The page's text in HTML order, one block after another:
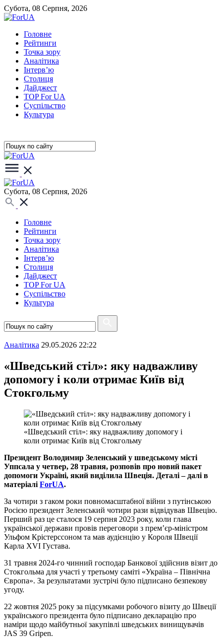
Субота, 08 Серпня, 2026
Головне
Рейтинги
Точка зору
Аналітика
Інтерв’ю
Столиця
Дайджест
TOP For UA
Суспiльство
Культура
Субота, 08 Серпня, 2026
Головне
Рейтинги
Точка зору
Аналітика
Інтерв’ю
Столиця
Дайджест
TOP For UA
Суспiльство
Культура
Аналітика 29.05.2026 22:22
«Шведський стіл»: яку надважливу
допомогу і коли отримає Київ від
Стокгольму
«Шведський стіл»: яку надважливу допомогу і
коли отримає Київ від Стокгольму
Президент Володимир Зеленський у шведському місті
Уппсала у четвер, 28 травня, розповів про новий пакет
допомоги Україні, який виділила Швеція. Деталі – далі в
матеріалі ForUA.
За чотири з гаком роки повномасштабної війни з путінською
Росією президент Зеленський чотири рази відвідував Швецію.
Перший раз це сталося 19 серпня 2023 року, коли глава
української держави провів переговори з прем’єр-міністром
Ульфом Крістерссоном та мав аудієнцію у Короля Швеції
Карла XVI Густава.
31 травня 2024-го чинний господар Банкової здійснив візит до
Стокгольма для участі у третьому саміті «Україна – Північна
Європа». За результатами зустрічі було підписано безпекову
угоду.
22 жовтня 2025 року за підсумками робочого візиту до Швеції
українського президента було підписано декларацію про
наміри щодо майбутньої закупівлі шведських винищувачів
JAS 39 Gripen.